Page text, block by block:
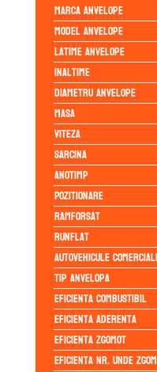
Marca anvelope
Model anvelope
Latime anvelope
Inaltime
Diametru anvelope
Masa
Viteza
Sarcina
Anotimp
Pozitionare
Ramforsat
Runflat
Autovehicule
Tip anvelopa
Eficienta Combustibil
Eficienta Aderenta
Eficienta Zgomot
Eficienta Nr. Unde